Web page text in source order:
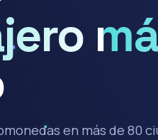
en más de 80